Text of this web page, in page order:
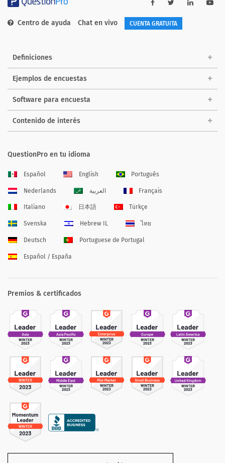
Centro de ayuda Chat en vivo CUENTA GRATUITA
Definiciones
Ejemplos de encuestas
Software para encuesta
Contenido de interés
QuestionPro en tu idioma
Español English Português
Nederlands العربية Français
Italiano 日本語 Türkçe
Svenska Hebrew IL ไทย
Deutsch Portuguese de Portugal
Español / España
Premios & certificados